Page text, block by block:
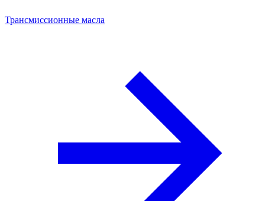
Трансмиссионные масла